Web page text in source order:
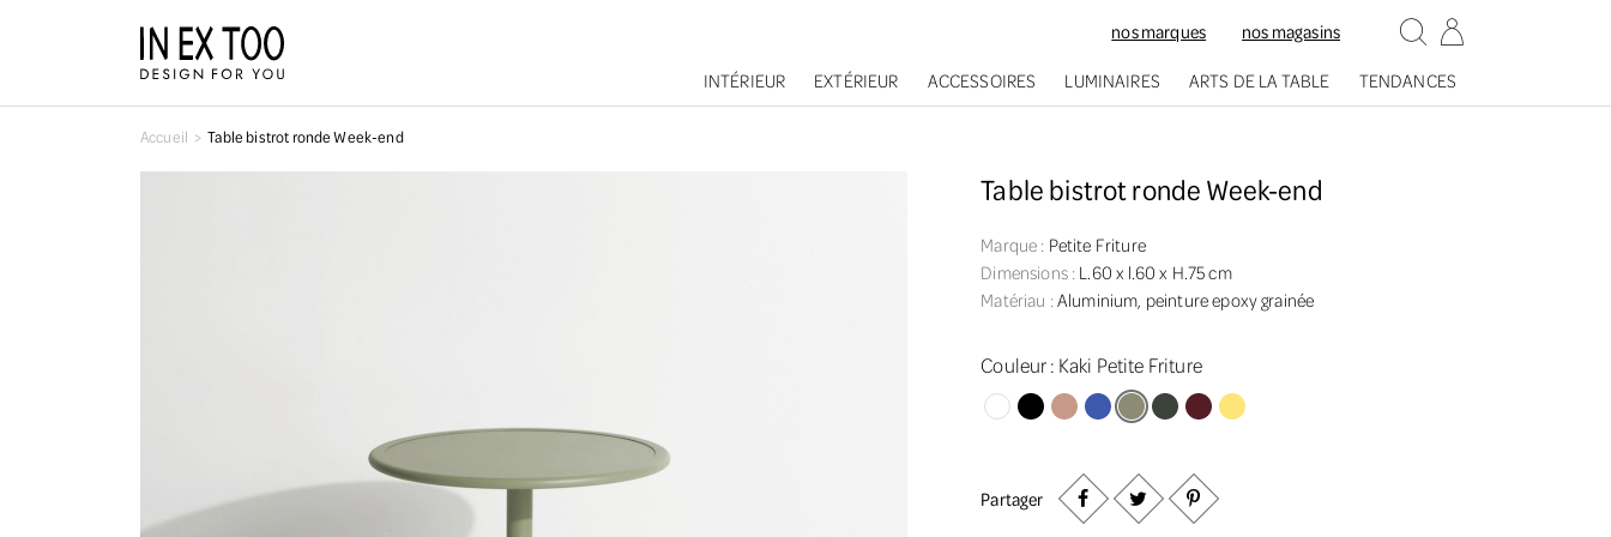
nos marques
nos magasins
INTÉRIEUR
EXTÉRIEUR ACCESSOIRES LUMINAIRES ARTS DE LA TABLE TENDANCES
Accueil Table bistrot ronde Week-end
Table bistrot ronde Week-end
Marque : Petite Friture
Dimensions : L.60 x l.60 x H.75 cm
Matériau :Aluminium, peinture epoxy grainée
Couleur : Kaki Petite Friture
BlancNoir Rose Petite Friture
Bleu Cobalt Petite Friture
Kaki Petite Friture
Vert bouteille Petite Friture
Bordeaux Petite Friture
Jaune Petite Friture
Partager